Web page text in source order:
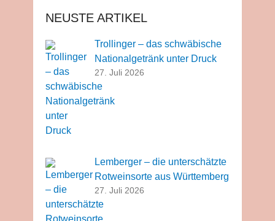
NEUSTE ARTIKEL
Trollinger – das schwäbische
Nationalgetränk unter Druck
27. Juli 2026
Lemberger – die unterschätzte
Rotweinsorte aus Württemberg
27. Juli 2026